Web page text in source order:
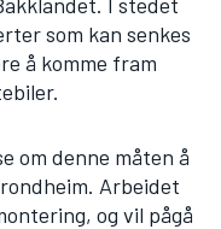
som kan senkes
å komme fram
om denne måten å
Arbeidet
og vil pågå